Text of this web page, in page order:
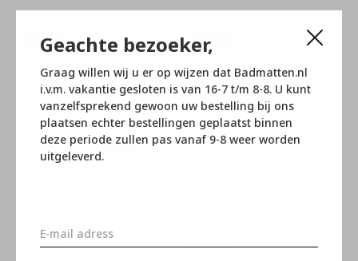
Geachte bezoeker,
Graag willen wij u er op wijzen dat Badmatten.nl
i.v.m. vakantie gesloten is van 16-7 t/m 8-8. U kunt
vanzelfsprekend gewoon uw bestelling bij ons
plaatsen echter bestellingen geplaatst binnen
deze periode zullen pas vanaf 9-8 weer worden
uitgeleverd.
-10%
Aquanova
-10%
Aquanova